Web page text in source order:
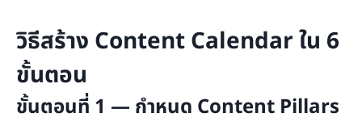
วิธีสร้าง Content Calendar ใน 6
ขั้นตอน
ขั้นตอนที่ 1 — กำหนด Content Pillars